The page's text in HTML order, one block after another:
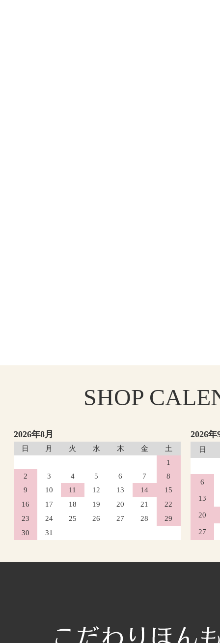
SHOP
2026年8月
日 月 火 水 木 金
土
1
2
3 4 5 6 7
8
9
10 11 12 13 14
15
16
17 18 19 20 21
22
23
24 25 26 27 28
29
30
31
2026年
日
6
13
20
27
12 13 14 15